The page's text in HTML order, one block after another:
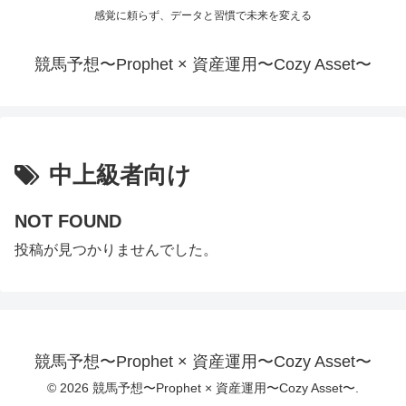
感覚に頼らず、データと習慣で未来を変える
競馬予想〜Prophet × 資産運用〜Cozy Asset〜
中上級者向け
NOT FOUND
投稿が見つかりませんでした。
競馬予想〜Prophet × 資産運用〜Cozy Asset〜
© 2026 競馬予想〜Prophet × 資産運用〜Cozy Asset〜.